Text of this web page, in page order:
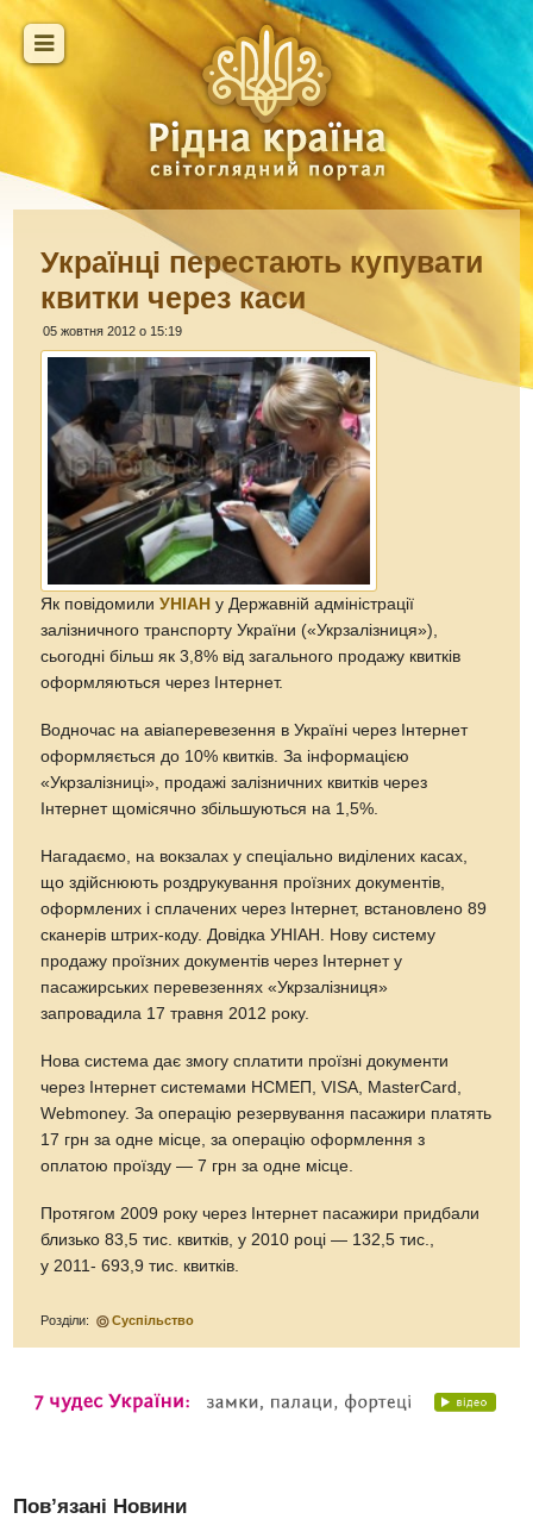
Українці перестають купувати
квитки через каси
05 жовтня 2012 о 15:19
Як повідомилиУНІАН у Державній адміністрації
залізничного транспорту України («Укрзалізниця»),
сьогодні більш як 3,8% від загального продажу квитків
оформляються через Інтернет.
Водночас на авіаперевезення в Україні через Інтернет
оформляється до 10% квитків. За інформацією
«Укрзалізниці», продажі залізничних квитків через
Інтернет щомісячно збільшуються на 1,5%.
Нагадаємо, на вокзалах у спеціально виділених касах,
що здійснюють роздрукування проїзних документів,
оформлених і сплачених через Інтернет, встановлено 89
сканерів штрих-коду. Довідка УНІАН. Нову систему
продажу проїзних документів через Інтернет у
пасажирських перевезеннях «Укрзалізниця»
запровадила 17 травня 2012 року.
Нова система дає змогу сплатити проїзні документи
через Інтернет системами НСМЕП, VISA, MasterCard,
Webmoney. За операцію резервування пасажири платять
17 грн за одне місце, за операцію оформлення з
оплатою проїзду — 7 грн за одне місце.
Протягом 2009 року через Інтернет пасажири придбали
близько 83,5 тис. квитків, у 2010 році — 132,5 тис.,
у 2011- 693,9 тис. квитків.
Розділи: Суспільство
Пов’язані Новини